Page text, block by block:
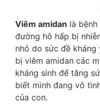
Viêm amidan là
đường hô hấp bị
nhỏ do sức đề kháng
bị viêm amidan các
kháng sinh để tăng
biết mình đang vô
của con.